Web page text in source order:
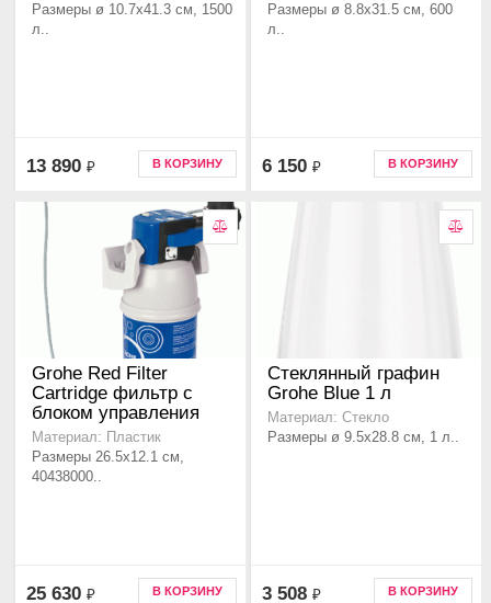
Размеры ø 10.7x41.3 см, 1500
л..
13 890 ₽ В КОРЗИНУ
Размеры ø 8.8x31.5 см, 600
л..
6 150 ₽ В КОРЗИНУ
Grohe Red Filter
Cartridge фильтр с
блоком управления
Материал: Пластик
Размеры 26.5x12.1 см,
40438000..
25 630 ₽ В КОРЗИНУ
Стеклянный графин
Grohe Blue 1 л
Материал: Стекло
Размеры ø 9.5x28.8 см, 1 л..
3 508 ₽ В КОРЗИНУ